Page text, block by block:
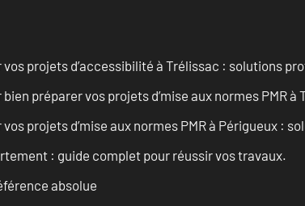
projets d’accessibilité à Trélissac : solutions
préparer vos projets d’mise aux normes PMR
projets d’mise aux normes PMR à Périgueux :
: guide complet pour réussir vos travaux.
absolue